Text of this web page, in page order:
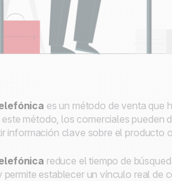
es un método de venta que
método, los comerciales pueden
información clave sobre el producto
reduce el tiempo de
permite establecer un vínculo real de